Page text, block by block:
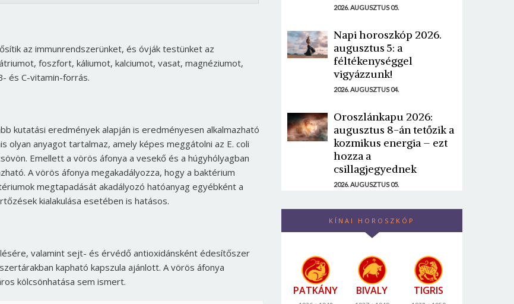
az immunrendszerünket, és óvják testünket az
foszfort, káliumot, kalciumot, vasat, magnéziumot,
és C-vitamin-forrás.
kutatási eredmények alapján is eredményesen alkalmazható
anyagot tartalmaz, amely képes meggátolni az E. coli
Emellett a vörös áfonya a vesekő és a húgyhólyagban
A vörös áfonya megakadályozza, hogy a baktérium
megtapadását akadályozó hatóanyag egyébként a
kialakulása esetében is hatásos.
valamint sejt- és érvédő antioxidánsként édesítőszer
kapható kapszula ajánlott. A vörös áfonya
kölcsönhatása sem ismert.
2026. AUGUSZTUS 05.
Napi horoszkóp 2026.
augusztus 5: a
féltékenységgel
vigyázzunk!
2026. AUGUSZTUS 04.
Oroszlánkapu 2026:
augusztus 8-án tetőzik a
kozmikus energia – ezt
hozza a
csillagjegyednek
2026. AUGUSZTUS 05.
KÍNAI HOROSZKÓP
PATKÁNY BIVALY TIGRIS